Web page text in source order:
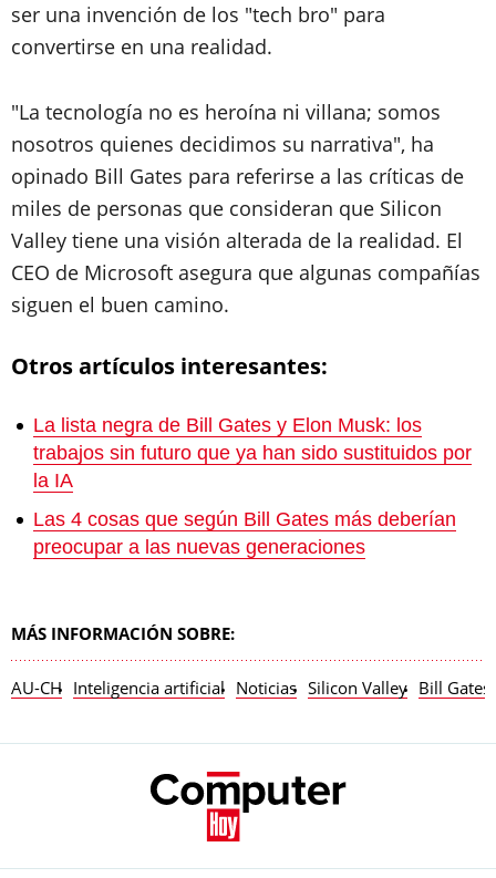
ser una invención de los "tech bro" para
convertirse en una realidad.
"La tecnología no es heroína ni villana; somos
nosotros quienes decidimos su narrativa", ha
opinado Bill Gates para referirse a las críticas de
miles de personas que consideran que Silicon
Valley tiene una visión alterada de la realidad. El
CEO de Microsoft asegura que algunas compañías
siguen el buen camino.
Otros artículos interesantes:
La lista negra de Bill Gates y Elon Musk: los
trabajos sin futuro que ya han sido sustituidos por
la IA
Las 4 cosas que según Bill Gates más deberían
preocupar a las nuevas generaciones
MÁS INFORMACIÓN SOBRE:
AU-CH Inteligencia artificial Noticias Silicon Valley Bill Gates